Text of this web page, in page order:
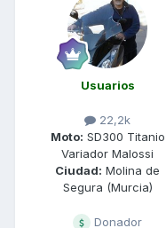
Usuarios
22,2k
Moto: SD300 Titanio
Variador Malossi
Ciudad: Molina de
Segura (Murcia)
Donador